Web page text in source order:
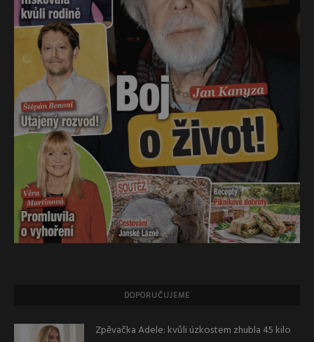
DOPORUČUJEME
Zpěvačka Adele: kvůli úzkostem zhubla 45 kilo